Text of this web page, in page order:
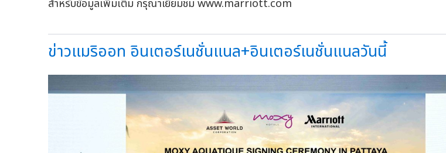
สำหรับข้อมูลเพิ่มเติม กรุณาเยี่ยมชม www.marriott.com
ข่าวแมริออท อินเตอร์เนชั่นแนล+อินเตอร์เนชั่นแนลวันนี้